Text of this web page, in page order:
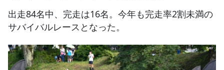
出走84名中、完走は16名。今年も完走率2割未満の
サバイバルレースとなった。